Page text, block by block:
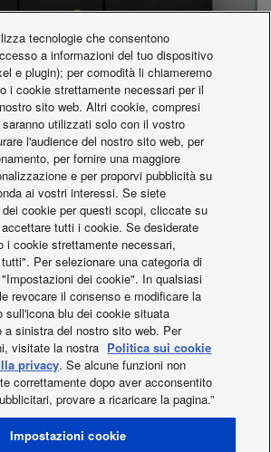
e mandata dell'aria
di distribuzione dell'aria passante
griglie regolabili.
Instagram
Youtube
tecnologie che consentono
a informazioni del tuo dispositivo
e plugin); per comodità li chiameremo
i cookie strettamente necessari per il
sito web. Altri cookie, compresi
utilizzati solo con il vostro
l'audience del nostro sito web, per
per fornire una maggiore
e per proporvi pubblicità su
ai vostri interessi. Se siete
cookie per questi scopi, cliccate su
tutti i cookie. Se desiderate
i cookie strettamente necessari,
Per selezionare una categoria di
dei cookie". In qualsiasi
revocare il consenso e modificare la
sull'icona blu dei cookie situata
a sinistra del nostro sito web. Per
visitate la nostra Politica sui cookie
privacy. Se alcune funzioni non
correttamente dopo aver acconsentito
provare a ricaricare la pagina.”
Impostazioni cookie